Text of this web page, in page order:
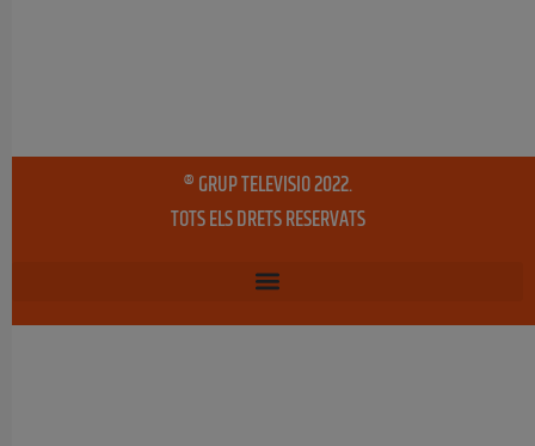
® GRUP TELEVISIO 2022.
TOTS ELS DRETS RESERVATS